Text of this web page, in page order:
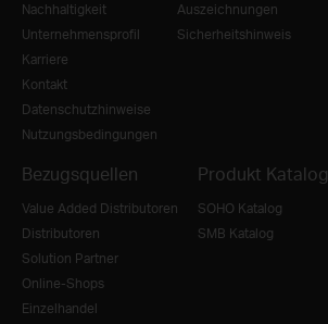
Nachhaltigkeit
Unternehmensprofil
Karriere
Kontakt
Datenschutzhinweise
Nutzungsbedingungen
Auszeichnungen
Sicherheitshinweis
Bezugsquellen
Value Added Distributoren
Distributoren
Solution Partner
Online-Shops
Einzelhandel
Produkt Katalog
SOHO Katalog
SMB Katalog